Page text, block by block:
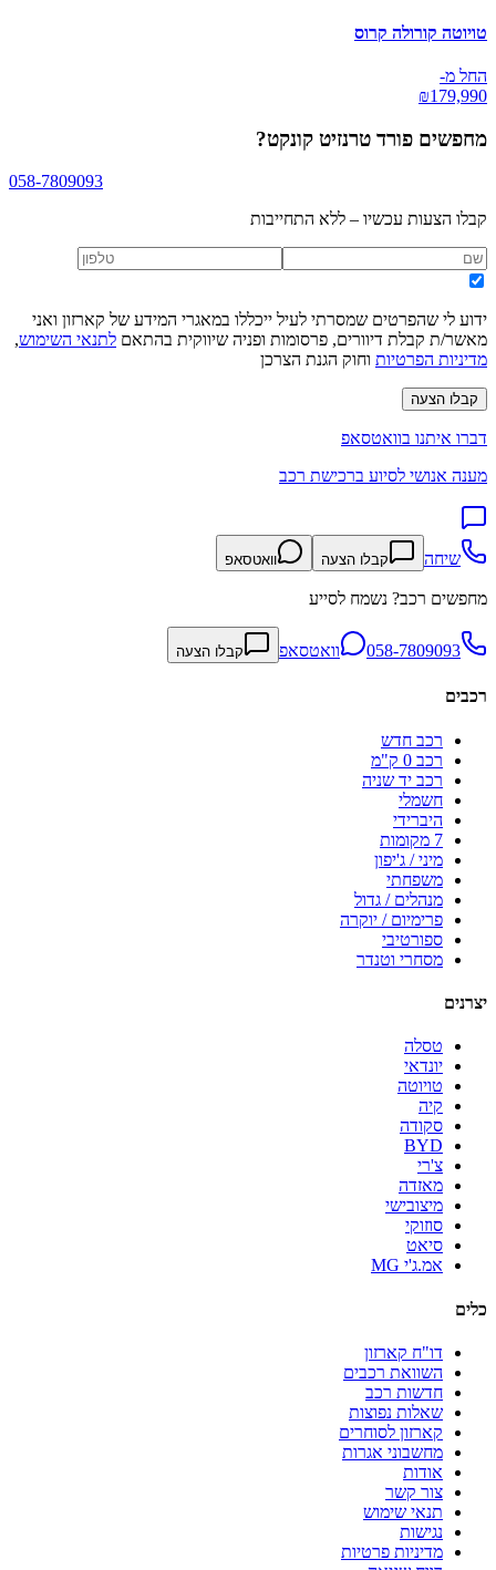
טויוטה קורולה קרוס
החל מ-
₪179,990
מחפשים פורד טרנזיט קונקט?
058-7809093
קבלו הצעות עכשיו – ללא התחייבות
ידוע לי שהפרטים שמסרתי לעיל ייכללו במאגרי המידע של קארזון ואני
מאשר/ת קבלת דיוורים, פרסומות ופניה שיווקית בהתאם לתנאי השימוש,
מדיניות הפרטיות וחוק הגנת הצרכן
קבלו הצעה
דברו איתנו בוואטסאפ
מענה אנושי לסיוע ברכישת רכב
שיחה קבלו הצעה וואטסאפ
מחפשים רכב? נשמח לסייע
058-7809093 וואטסאפ קבלו הצעה
רכבים
רכב חדש
רכב 0 ק"מ
רכב יד שניה
חשמלי
היברידי
7 מקומות
מיני / ג'יפון
משפחתי
מנהלים / גדול
פרימיום / יוקרה
ספורטיבי
מסחרי וטנדר
יצרנים
טסלה
יונדאי
טויוטה
קיה
סקודה
BYD
צ'רי
מאזדה
מיצובישי
סוזוקי
סיאט
אמ.ג'י MG
כלים
דו"ח קארזון
השוואת רכבים
חדשות רכב
שאלות נפוצות
קארזון לסוחרים
מחשבוני אגרות
אודות
צור קשר
תנאי שימוש
נגישות
מדיניות פרטיות